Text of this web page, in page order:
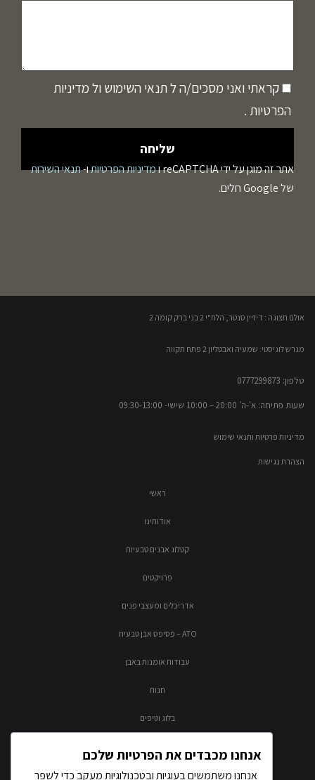
קראתי ואני מסכים/ה ל תנאי השימוש ול מדיניות
הפרטיות .
אתר זה מוגן על ידי reCAPTCHA ו מדיניות הפרטיותו-תנאי השירות
של Google חלים.
אולם תצוגה : דיזיין סנטר, הלח"י 2 בני ברק קומה 2​
מגרש לוגיסטי: שמעיה ואבטליון 2 פתח תקווה
טלפון: 0777299873​
שעות פתיחה: א'-ה' 20:00 – 10:00​​ שישי- 09:30-13:00
מדיניות פרטיות ותנאי שימוש
הצהרת נגישות
ראשי
אודותינו
קטלוג אבנים טבעיות
פרויקטים
אדריכלים ומעצבי פנים
ATO – פסיפס אבן טבעית
עבודות אומנות באבן
חנות
בלוג וטיפים
אנחנו מכבדים את הפרטיות שלכם
אנחנו משתמשים בעוגיות ובטכנולוגיות מעקב כדי לשפר